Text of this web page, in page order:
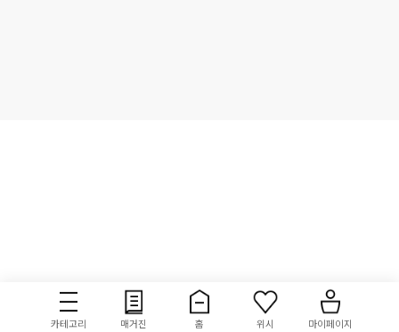
카테고리 매거진 홈 위시 마이페이지